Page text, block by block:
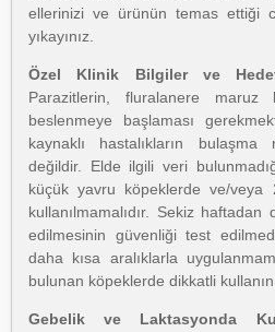
ellerinizi ve ürünün temas ettiği
yıkayınız.
Özel Klinik Bilgiler ve
Parazitlerin, fluralanere maruz
beslenmeye başlaması
kaynaklı hastalıkların
değildir. Elde ilgili veri
küçük yavru köpeklerde ve/veya
kullanılmamalıdır. Sekiz
edilmesinin güvenliği test
daha kısa aralıklarla
bulunan köpeklerde dikkatli
Gebelik ve Laktasyonda